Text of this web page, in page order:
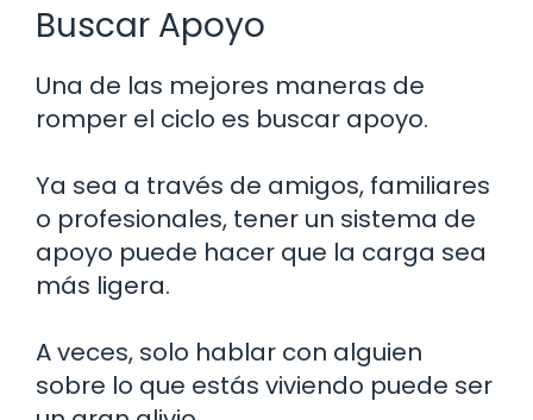
Buscar Apoyo
Una de las mejores maneras de
romper el ciclo es buscar apoyo.
Ya sea a través de amigos, familiares
o profesionales, tener un sistema de
apoyo puede hacer que la carga sea
más ligera.
A veces, solo hablar con alguien
sobre lo que estás viviendo puede ser